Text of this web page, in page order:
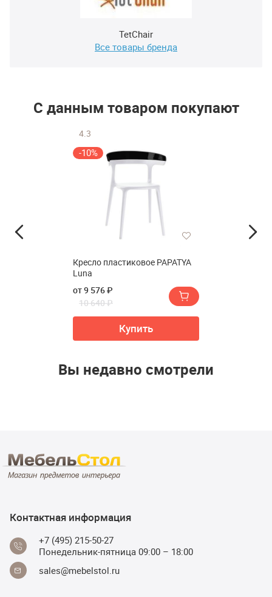
TetChair
Все товары бренда
С данным товаром покупают
4.3
-10%
Кресло пластиковое PAPATYA
Luna
от 9 576 ₽
10 640 ₽
Купить
Вы недавно смотрели
Контактная информация
+7 (495) 215-50-27
Понедельник-пятница 09:00 – 18:00
sales@mebelstol.ru